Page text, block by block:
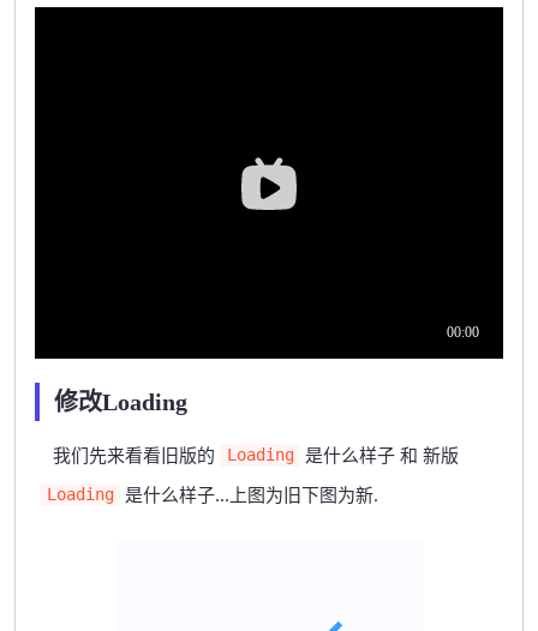
修改Loading
我们先来看看旧版的 Loading 是什么样子 和 新版
Loading 是什么样子...上图为旧下图为新.